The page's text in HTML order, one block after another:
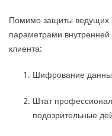
Помимо защиты ведущих
параметрами
клиента:
Шифрование
Штат
подозрительные